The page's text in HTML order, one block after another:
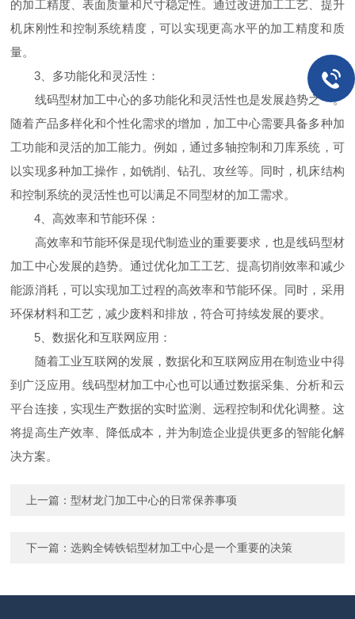
的加工精度、表面质量和尺寸稳定性。通过改进加工工艺、提升
机床刚性和控制系统精度，可以实现更高水平的加工精度和质
量。
3、多功能化和灵活性：
线码型材加工中心的多功能化和灵活性也是发展趋势之一。
随着产品多样化和个性化需求的增加，加工中心需要具备多种加
工功能和灵活的加工能力。例如，通过多轴控制和刀库系统，可
以实现多种加工操作，如铣削、钻孔、攻丝等。同时，机床结构
和控制系统的灵活性也可以满足不同型材的加工需求。
4、高效率和节能环保：
高效率和节能环保是现代制造业的重要要求，也是线码型材
加工中心发展的趋势。通过优化加工工艺、提高切削效率和减少
能源消耗，可以实现加工过程的高效率和节能环保。同时，采用
环保材料和工艺，减少废料和排放，符合可持续发展的要求。
5、数据化和互联网应用：
随着工业互联网的发展，数据化和互联网应用在制造业中得
到广泛应用。线码型材加工中心也可以通过数据采集、分析和云
平台连接，实现生产数据的实时监测、远程控制和优化调整。这
将提高生产效率、降低成本，并为制造企业提供更多的智能化解
决方案。
上一篇：型材龙门加工中心的日常保养事项
下一篇：选购全铸铁铝型材加工中心是一个重要的决策